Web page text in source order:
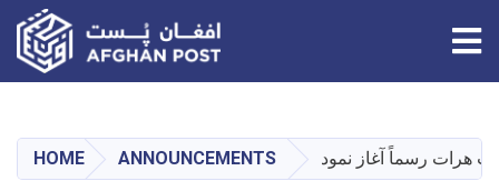
main
content
HOME ANNOUNCEMENTS